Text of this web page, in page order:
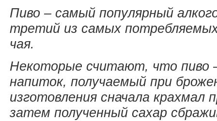
Пиво – самый популярный
третий из самых
чая.
Некоторые считают, что пиво
напиток, получаемый при
изготовления сначала крахмал
затем полученный сахар